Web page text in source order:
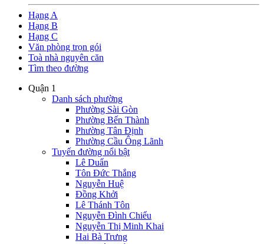
Hạng A
Hạng B
Hạng C
Văn phòng trọn gói
Toà nhà nguyên căn
Tìm theo đường
Quận 1
Danh sách phường
Phường Sài Gòn
Phường Bến Thành
Phường Tân Định
Phường Cầu Ông Lãnh
Tuyến đường nổi bật
Lê Duẩn
Tôn Đức Thắng
Nguyễn Huệ
Đồng Khởi
Lê Thánh Tôn
Nguyễn Đình Chiểu
Nguyễn Thị Minh Khai
Hai Bà Trưng